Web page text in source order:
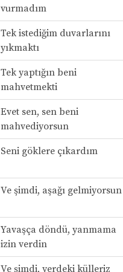
vurmadım
Tek istediğim duvarlarını
yıkmaktı
Tek yaptığın beni
mahvetmekti
Evet sen, sen beni
mahvediyorsun
Seni göklere çıkardım
Ve şimdi, aşağı gelmiyorsun
Yavaşça döndü, yanmama
izin verdin
Ve şimdi, yerdeki külleriz